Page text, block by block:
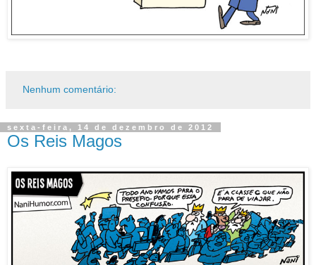
Nenhum comentário:
sexta-feira, 14 de dezembro de 2012
Os Reis Magos